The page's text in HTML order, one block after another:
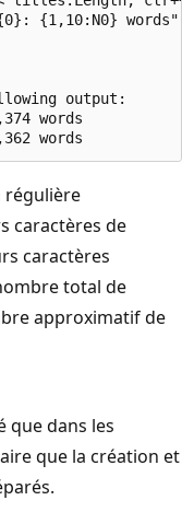
{1,10:N0}
output:
words
régulière
caractères de
caractères
total de
approximatif de
que dans les
que la création et